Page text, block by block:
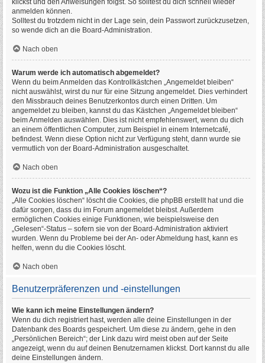
klickst und den Anweisungen folgst. So solltest du dich schnell wieder
anmelden können.
Solltest du trotzdem nicht in der Lage sein, dein Passwort zurückzusetzen,
so wende dich an die Board-Administration.
Nach oben
Warum werde ich automatisch abgemeldet?
Wenn du beim Anmelden das Kontrollkästchen „Angemeldet bleiben“
nicht auswählst, wirst du nur für eine Sitzung angemeldet. Dies verhindert
den Missbrauch deines Benutzerkontos durch einen Dritten. Um
angemeldet zu bleiben, kannst du das Kästchen „Angemeldet bleiben“
beim Anmelden auswählen. Dies ist nicht empfehlenswert, wenn du dich
an einem öffentlichen Computer, zum Beispiel in einem Internetcafé,
befindest. Wenn diese Option nicht zur Verfügung steht, dann wurde sie
vermutlich von der Board-Administration ausgeschaltet.
Nach oben
Wozu ist die Funktion „Alle Cookies löschen“?
„Alle Cookies löschen“ löscht die Cookies, die phpBB erstellt hat und die
dafür sorgen, dass du im Forum angemeldet bleibst. Außerdem
ermöglichen Cookies einige Funktionen, wie beispielsweise den
„Gelesen“-Status – sofern sie von der Board-Administration aktiviert
wurden. Wenn du Probleme bei der An- oder Abmeldung hast, kann es
helfen, wenn du die Cookies löscht.
Nach oben
Benutzerpräferenzen und -einstellungen
Wie kann ich meine Einstellungen ändern?
Wenn du dich registriert hast, werden alle deine Einstellungen in der
Datenbank des Boards gespeichert. Um diese zu ändern, gehe in den
„Persönlichen Bereich“; der Link dazu wird meist oben auf der Seite
angezeigt, wenn du auf deinen Benutzernamen klickst. Dort kannst du alle
deine Einstellungen ändern.